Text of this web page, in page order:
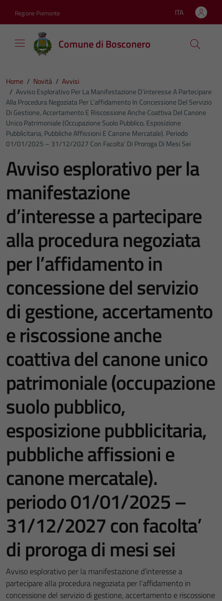
Regione Piemonte Lingua attiva:
ITA
Comune di Bosconero
Home / Novità / Avvisi
/ Avviso Esplorativo Per La Manifestazione D’interesse A Partecipare
Alla Procedura Negoziata Per L’affidamento In Concessione Del Servizio
Di Gestione, Accertamento E Riscossione Anche Coattiva Del Canone
Unico Patrimoniale (occupazione Suolo Pubblico, Esposizione
Pubblicitaria, Pubbliche Affissioni E Canone Mercatale). Periodo
01/01/2025 – 31/12/2027 Con Facolta’ Di Proroga Di Mesi Sei
Avviso esplorativo per la
manifestazione
d’interesse a partecipare
alla procedura negoziata
per l’affidamento in
concessione del servizio
di gestione, accertamento
e riscossione anche
coattiva del canone unico
patrimoniale (occupazione
suolo pubblico,
esposizione pubblicitaria,
pubbliche affissioni e
canone mercatale).
periodo 01/01/2025 –
31/12/2027 con facolta’
di proroga di mesi sei
Avviso esplorativo per la manifestazione d’interesse a
partecipare alla procedura negoziata per l’affidamento in
concessione del servizio di gestione, accertamento e riscossione